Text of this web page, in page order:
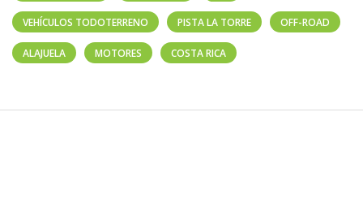
VEHÍCULOS TODOTERRENO PISTA LA TORRE OFF-ROAD
ALAJUELA MOTORES COSTA RICA